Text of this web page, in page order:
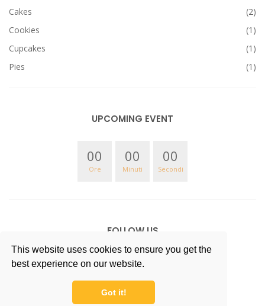
This website uses cookies to ensure you get the
best experience on our website.
Got it!
Cakes
(2)
Cookies
(1)
Cupcakes
(1)
Pies
(1)
UPCOMING EVENT
00
Ore
00
Minuti
00
Secondi
FOLLOW US